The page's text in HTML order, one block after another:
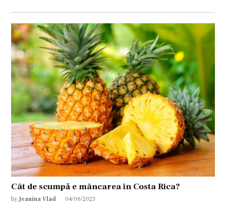
Cât de scumpă e mâncarea în Costa Rica?
by Jeanina Vlad 04/06/2023